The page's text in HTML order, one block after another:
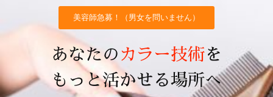
美容師急募！（男女を問いません）
あなたのカラー技術を
もっと活かせる場所へ